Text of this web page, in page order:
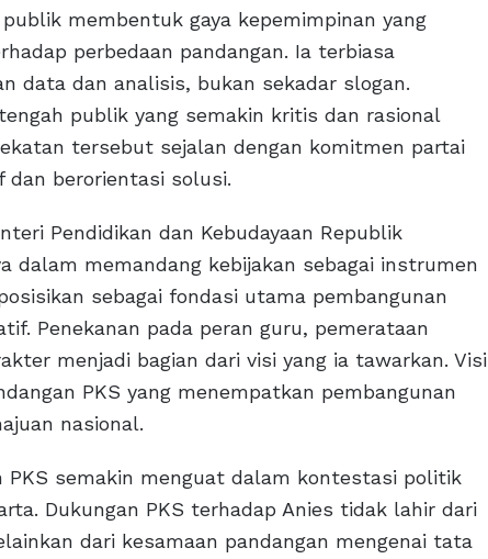
membentuk gaya kepemimpinan yang
perbedaan pandangan. Ia terbiasa
data dan analisis, bukan sekadar slogan.
publik yang semakin kritis dan rasional
tersebut sejalan dengan komitmen partai
berorientasi solusi.
Pendidikan dan Kebudayaan Republik
dalam memandang kebijakan sebagai instrumen
sebagai fondasi utama pembangunan
Penekanan pada peran guru, pemerataan
menjadi bagian dari visi yang ia tawarkan. Visi
PKS yang menempatkan pembangunan
nasional.
PKS semakin menguat dalam kontestasi politik
Dukungan PKS terhadap Anies tidak lahir dari
dari kesamaan pandangan mengenai tata